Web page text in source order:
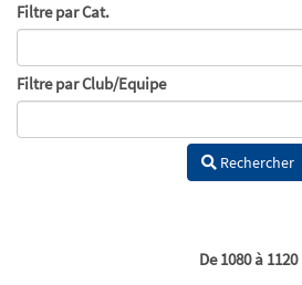
Filtre par Cat.
Filtre par Club/Equipe
Rechercher
De 1080 à 1120